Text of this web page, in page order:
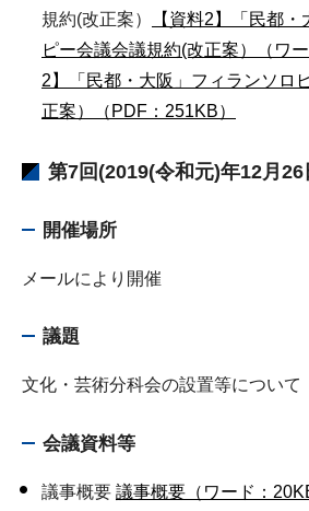
規約(改正案）
【資料2】「民都
ピー会議会議規約(改正案）（ワー
2】「民都・大阪」フィランソロ
正案）（PDF：251KB）
第7回(2019(令和元)年12月26
開催場所
メールにより開催
議題
文化・芸術分科会の設置等について
会議資料等
議事概要 議事概要（ワード：